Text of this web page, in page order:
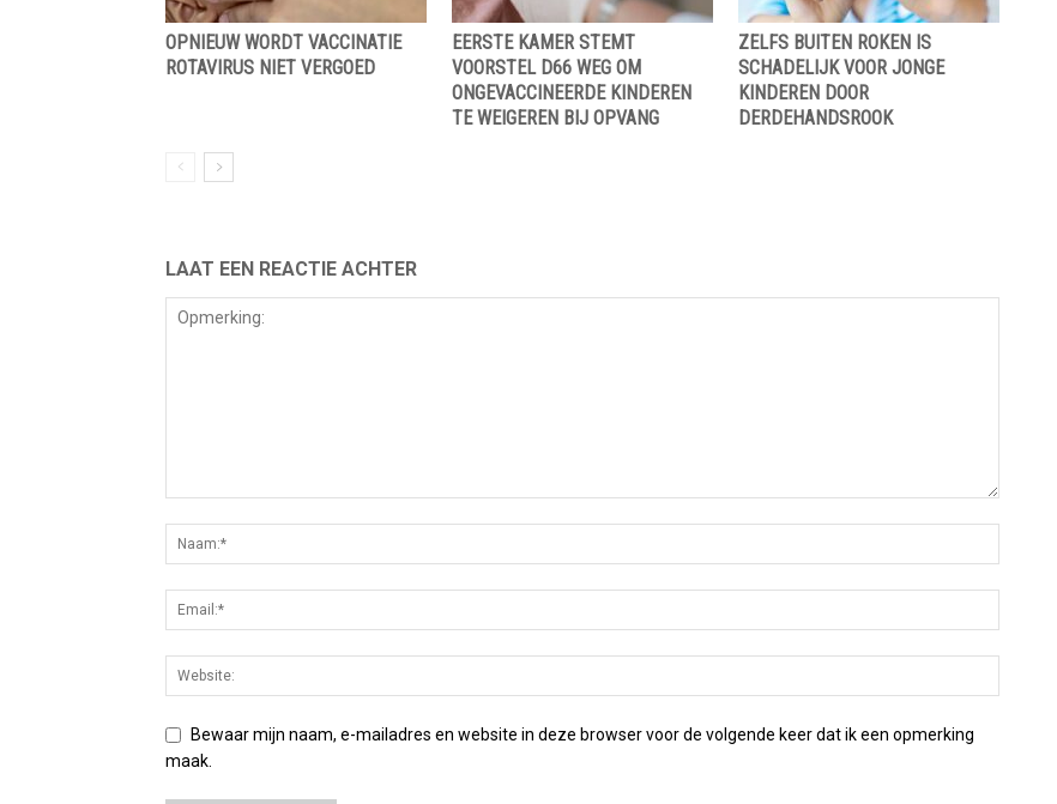
OPNIEUW WORDT VACCINATIE
ROTAVIRUS NIET VERGOED
EERSTE KAMER STEMT
VOORSTEL D66 WEG OM
ONGEVACCINEERDE KINDEREN
TE WEIGEREN BIJ OPVANG
ZELFS BUITEN ROKEN IS
SCHADELIJK VOOR JONGE
KINDEREN DOOR
DERDEHANDSROOK
LAAT EEN REACTIE ACHTER
Bewaar mijn naam, e-mailadres en website in deze browser voor de volgende keer dat ik een opmerking
maak.